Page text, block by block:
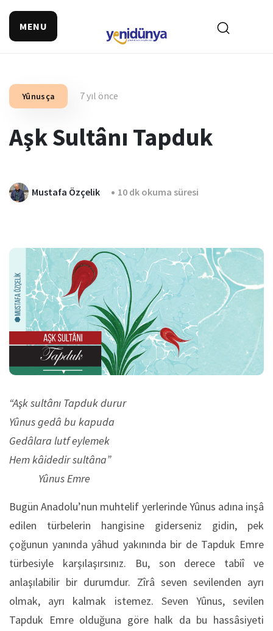
MENU
Yûnusça 7 yıl önce
Aşk Sultânı Tapduk
Mustafa Özçelik 10 dk okuma süresi
“Aşk sultânı Tapduk durur
Yûnus gedâ bu kapuda
Gedâlara lutf eylemek
Hem kâidedir sultâna”
Yûnus Emre
Bugün Anadolu’nun muhtelif yerlerinde Yûnus adına inşâ
edilen türbelerin hangisine giderseniz gidin, pek
çoğunun yanında yâhud yakınında bir de Tapduk Emre
türbesiyle karşılaşırsınız. Bu, son derece tabiî ve
anlaşılabilir bir durumdur. Zîrâ seven sevilenden ayrı
olmak, ayrı kalmak istemez. Seven Yûnus, sevilen
Tapduk Emre olduğuna göre halk da bu hassâsiyeti